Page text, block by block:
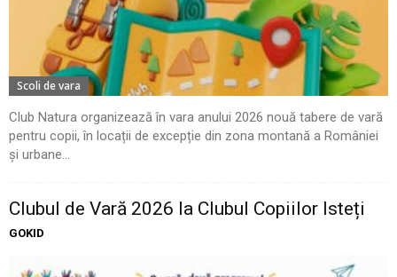
Scoli de vara
Club Natura organizează în vara anului 2026 nouă tabere de vară
pentru copii, în locații de excepție din zona montană a României
și urbane...
Clubul de Vară 2026 la Clubul Copiilor Isteți
GOKID